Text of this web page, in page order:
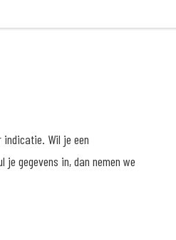
indicatie. Wil je een
gegevens in, dan nemen we